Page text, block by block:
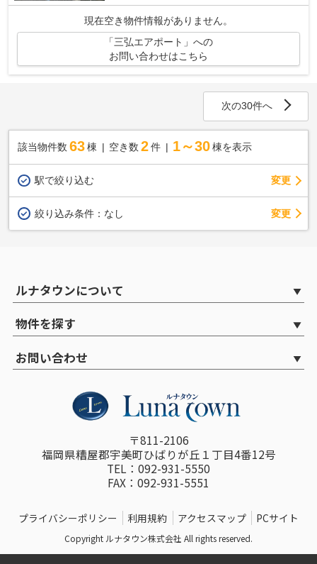
現在空き物件情報がありません。
「三弘エアポート」への
お問い合わせはこちら
次の30件へ
該当物件数 63棟 空き数 2 件 1～30 棟を表示
駅で絞り込む 変更
絞り込み条件： なし 変更
ルナタウンについて
物件を探す
お問い合わせ
〒811-2106
福岡県糟屋郡宇美町ひばりが丘１丁目4番12号
TEL：092-931-5550
FAX：092-931-5551
プライバシーポリシー 利用規約 アクセスマップ PCサイト
Copyright ルナタウン株式会社 All rights reserved.